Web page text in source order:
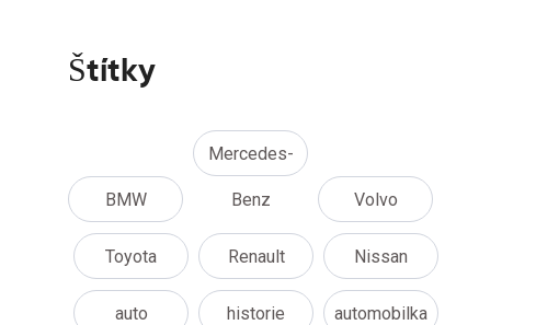
Štítky
BMW
Mercedes-
Benz Volvo
Toyota Renault Nissan
auto historie automobilka